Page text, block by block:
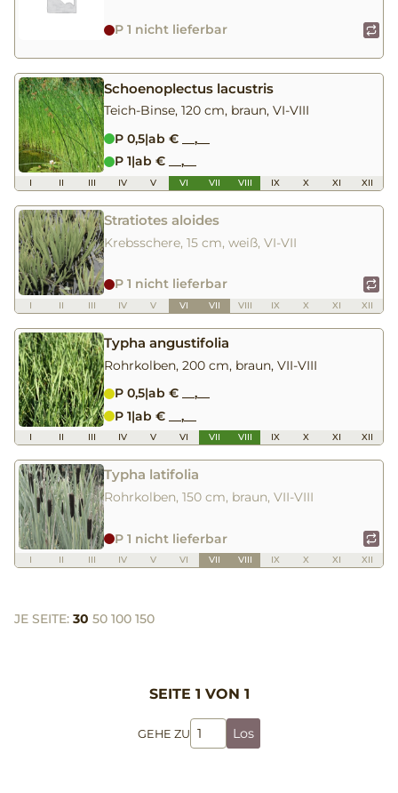
P 1 nicht lieferbar
Schoenoplectus lacustris
Teich-Binse, 120 cm, braun, VI-VIII
P 0,5|ab € __,__
P 1|ab € __,__
I II III IV V VI VII VIII IX X XI XII
Stratiotes aloides
Krebsschere, 15 cm, weiß, VI-VII
P 1 nicht lieferbar
I II III IV V VI VII VIII IX X XI XII
Typha angustifolia
Rohrkolben, 200 cm, braun, VII-VIII
P 0,5|ab € __,__
P 1|ab € __,__
I II III IV V VI VII VIII IX X XI XII
Typha latifolia
Rohrkolben, 150 cm, braun, VII-VIII
P 1 nicht lieferbar
I II III IV V VI VII VIII IX X XI XII
JE SEITE: 30 50 100 150
SEITE 1 VON 1
GEHE ZU Los